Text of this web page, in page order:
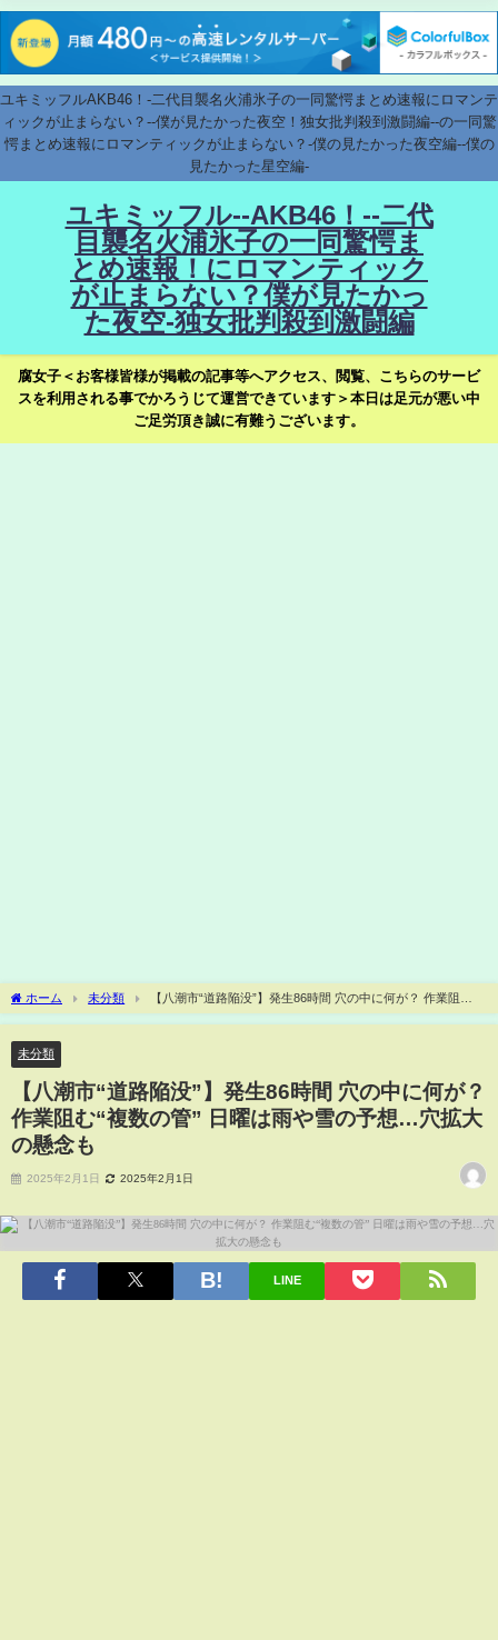
ユキミッフルAKB46！-二代目襲名火浦氷子の一同驚愕まとめ速報にロマンテ
ィックが止まらない？--僕が見たかった夜空！独女批判殺到激闘編--の一同驚
愕まとめ速報にロマンティックが止まらない？-僕の見たかった夜空編--僕の
見たかった星空編-
ユキミッフル--AKB46！--二代
目襲名火浦氷子の一同驚愕ま
とめ速報！にロマンティック
が止まらない？僕が見たかっ
た夜空-独女批判殺到激闘編
腐女子＜お客様皆様が掲載の記事等へアクセス、閲覧、こちらのサービ
スを利用される事でかろうじて運営できています＞本日は足元が悪い中
ご足労頂き誠に有難うございます。
ホーム 未分類
【八潮市“道路陥没”】発生86時間 穴の中に何が？ 作業阻
む“複数の管” 日曜は雨や雪の予想…穴拡大の懸念も
未分類
【八潮市“道路陥没”】発生86時間 穴の中に何が？
作業阻む“複数の管” 日曜は雨や雪の予想…穴拡大
の懸念も
2025年2月1日 2025年2月1日
LINE